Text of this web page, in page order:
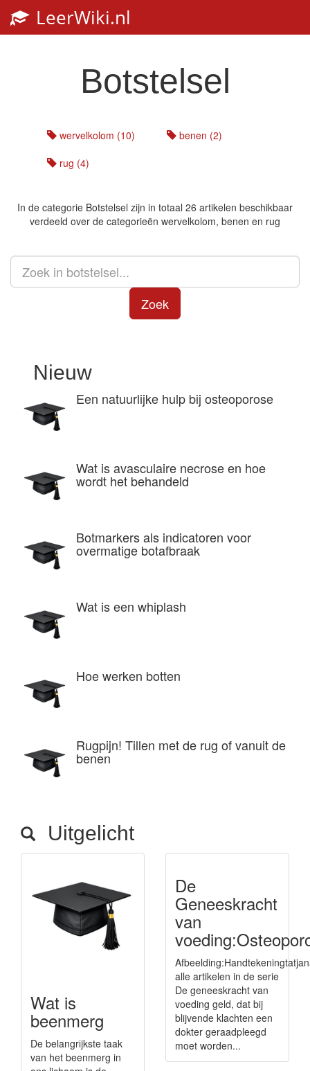
LeerWiki.nl
Botstelsel
wervelkolom (10)
benen (2)
rug (4)
In de categorie Botstelsel zijn in totaal 26 artikelen beschikbaar
verdeeld over de categorieën wervelkolom, benen en rug
Zoek
Nieuw
Een natuurlijke hulp bij osteoporose
Wat is avasculaire necrose en hoe
wordt het behandeld
Botmarkers als indicatoren voor
overmatige botafbraak
Wat is een whiplash
Hoe werken botten
Rugpijn! Tillen met de rug of vanuit de
benen
Uitgelicht
Wat is
beenmerg
De belangrijkste taak
van het beenmerg in
De
Geneeskracht
van
alle artikelen in de serie
De geneeskracht van
voeding geld, dat bij
blijvende klachten een
dokter geraadpleegd
moet worden...